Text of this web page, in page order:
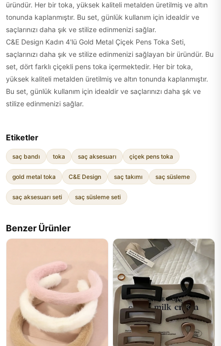
üründür. Her bir toka, yüksek kaliteli metalden üretilmiş ve altın
tonunda kaplanmıştır. Bu set, günlük kullanım için idealdir ve
saçlarınızı daha şık ve stilize edinmenizi sağlar.
C&E Design Kadın 4'lü Gold Metal Çiçek Pens Toka Seti,
saçlarınızı daha şık ve stilize edinmenizi sağlayan bir üründür. Bu
set, dört farklı çiçekli pens toka içermektedir. Her bir toka,
yüksek kaliteli metalden üretilmiş ve altın tonunda kaplanmıştır.
Bu set, günlük kullanım için idealdir ve saçlarınızı daha şık ve
stilize edinmenizi sağlar.
Etiketler
saç bandı toka saç aksesuarı çiçek pens toka
gold metal toka C&E Design saç takımı saç süsleme
saç aksesuarı seti saç süsleme seti
Benzer Ürünler